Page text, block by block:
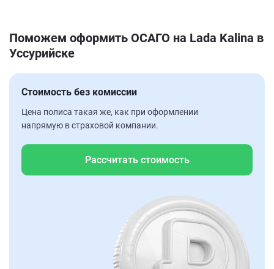
Поможем оформить ОСАГО на Lada Kalina в
Уссурийске
Стоимость без комиссии
Цена полиса такая же, как при оформлении
напрямую в страховой компании.
Рассчитать стоимость